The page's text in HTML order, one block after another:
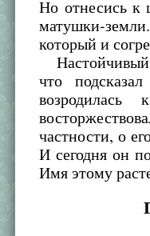
Но отнесись к
матушки-
который и
Настойчивый
что
частности, о
И сегодня он
Имя этому